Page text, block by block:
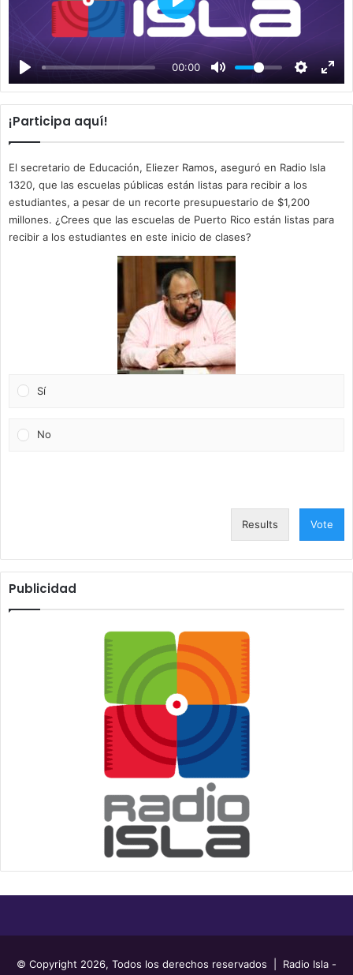
00:00
P
a
y
¡Participa aquí!
El secretario de Educación, Eliezer Ramos, aseguró en Radio Isla
1320, que las escuelas públicas están listas para recibir a los
estudiantes, a pesar de un recorte presupuestario de $1,200
millones. ¿Crees que las escuelas de Puerto Rico están listas para
recibir a los estudiantes en este inicio de clases?
Sí
No
Results Vote
Publicidad
© Copyright 2026, Todos los derechos reservados | Radio Isla -